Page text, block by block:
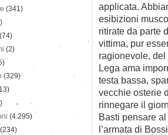
applicata.
esibizioni
ritirate da parte
vittima, pur
ragionevole,
Lega ama
testa bassa,
vecchie osterie
rinnegare il
Basti pensare
l’armata di
(341)
(74)
(2)
(329)
(4.295)
(234)